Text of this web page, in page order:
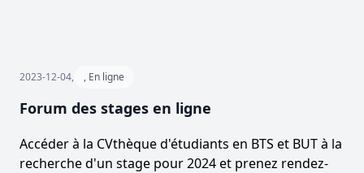
2023-12-04, , En ligne
Forum des stages en ligne
Accéder à la CVthèque d'étudiants en BTS et BUT à la
recherche d'un stage pour 2024 et prenez rendez-